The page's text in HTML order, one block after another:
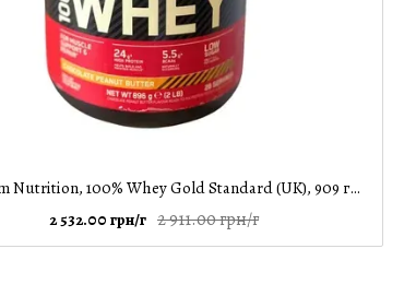
Optimum Nutrition, 100% Whey Gold Standard (UK), 909 грамів, шоколадно - арахісове масло
2 911.00 грн/г
2 532.00 грн/г